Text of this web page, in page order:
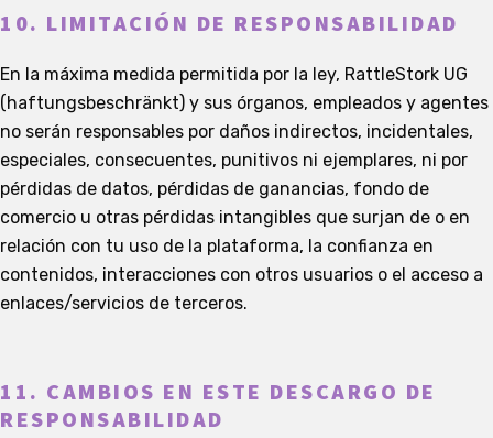
10. LIMITACIÓN DE RESPONSABILIDAD
En la máxima medida permitida por la ley, RattleStork UG
(haftungsbeschränkt) y sus órganos, empleados y agentes
no serán responsables por daños indirectos, incidentales,
especiales, consecuentes, punitivos ni ejemplares, ni por
pérdidas de datos, pérdidas de ganancias, fondo de
comercio u otras pérdidas intangibles que surjan de o en
relación con tu uso de la plataforma, la confianza en
contenidos, interacciones con otros usuarios o el acceso a
enlaces/servicios de terceros.
11. CAMBIOS EN ESTE DESCARGO DE
RESPONSABILIDAD